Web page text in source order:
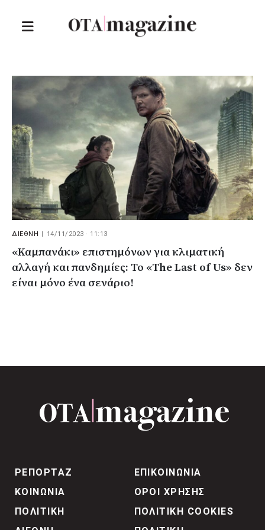
ΔΙΕΘΝΗ 14/11/2023 · 11:13
«Καμπανάκι» επιστημόνων για κλιματική
αλλαγή και πανδημίες: Το «The Last of Us» δεν
είναι μόνο ένα σενάριο!
ΡΕΠΟΡΤΑΖ
ΚΟΙΝΩΝΙΑ
ΠΟΛΙΤΙΚΗ
ΕΠΙΚΟΙΝΩΝΙΑ
ΟΡΟΙ ΧΡΗΣΗΣ
ΠΟΛΙΤΙΚΗ COOKIES